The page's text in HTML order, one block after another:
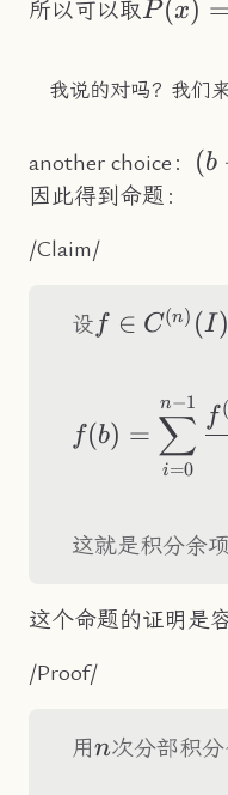
所以可以取P(x)=
a)^{n-
1}
P (x) =
我说的对吗？我们
another choice： (b
因此得到命题：
/Claim/
设 f\in
f ∈ C(n) (I)
f(b) =
i=0
∑
n−1
f (
这就是积分余
这个命题的证明是
/Proof/
用n
n次分部积分